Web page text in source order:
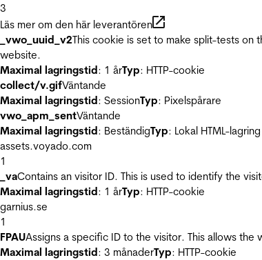
3
Läs mer om den här leverantören
_vwo_uuid_v2This cookie is set to make split-tests
website.
Maximal lagringstid: 1 årTyp: HTTP-cookie
collect/v.gifVäntande
Maximal lagringstid: SessionTyp: Pixelspårare
vwo_apm_sentVäntande
Maximal lagringstid: BeständigTyp: Lokal HTML-lagring
assets.voyado.com
1
_vaContains an visitor ID. This is used to identify the
Maximal lagringstid: 1 årTyp: HTTP-cookie
garnius.se
1
FPAUAssigns a specific ID to the visitor. This allows
Maximal lagringstid: 3 månaderTyp: HTTP-cookie